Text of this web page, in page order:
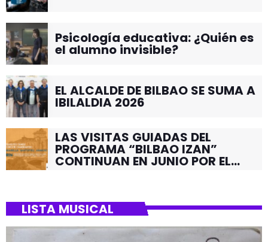
Psicología educativa: ¿Quién es
el alumno invisible?
EL ALCALDE DE BILBAO SE SUMA A
IBILALDIA 2026
LAS VISITAS GUIADAS DEL
PROGRAMA “BILBAO IZAN”
CONTINUAN EN JUNIO POR EL
LISTA MUSICAL